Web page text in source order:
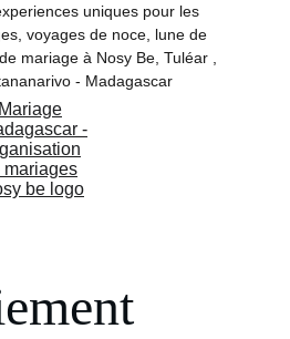
uniques pour les
voyages de noce, lune de
mariage à Nosy Be, Tuléar ,
- Madagascar